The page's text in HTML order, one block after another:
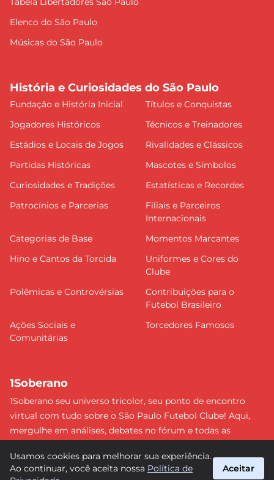
Elenco do São Paulo
Músicas do São Paulo
História e Curiosidades do São Paulo
Fundação e História Inicial
Títulos e Conquistas
Jogadores Históricos
Técnicos e Treinadores
Estádios e Locais de Jogos
Rivalidades e Clássicos
Partidas Históricas
Mascotes e Símbolos
Curiosidades e Tradições
Estatísticas e Recordes
Patrocínios e Parcerias
Filiais e Parceiros
Internacionais
Categorias de Base
Momentos Marcantes
Hino e Cantos da Torcida
Uniformes e Cores do
Clube
Polêmicas e Controvérsias
Contribuições para o
Futebol Brasileiro
Ações Sociais e
Comunitárias
Torcedores Famosos
1Soberano
1Soberano seu universo tricolor, seu ponto de encontro
virtual com tudo sobre o São Paulo Futebol Clube! Aqui,
mergulhe em análises, debates no fórum e todas as
detalhe e faça parte dessa comunidade apaixonada pelo
tricolor paulista. #SPFC #SãoPaulo #1Soberano
Usamos cookies para melhorar sua experiência.
Ao continuar, você aceita nossa Política de
Aceitar